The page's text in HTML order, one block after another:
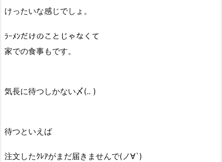
けったいな感じでしょ。
ﾗｰﾒﾝだけのことじゃなくて
家での食事もです。
気長に待つしかない〆(.. )
待つといえば
注文したｸﾚｱがまだ届きませんで(ノ∀`)